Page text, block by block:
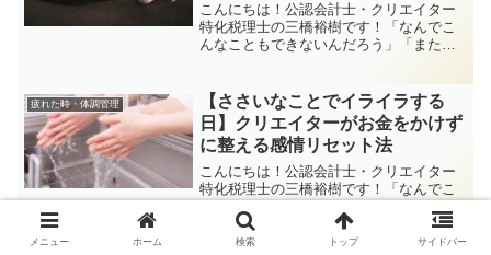
こんにちは！公認会計士・クリエイター
特化税理士の三橋裕樹です！「なんでこ
んなこともできないんだろう」「またミ
しまうこと、ありませんか？この記事で
は、自分を責めるループか...
疲れた時・体調管理
【ささいなことでイライラする
日】クリエイターがお金をかけず
に整える感情リセット法
こんにちは！公認会計士・クリエイター
特化税理士の三橋裕樹です！「なんでこ
「何もかもうまくいかない気がする…」
そんな、なんとなくイライラする日、あ
メニュー ホーム 検索 トップ サイドバー